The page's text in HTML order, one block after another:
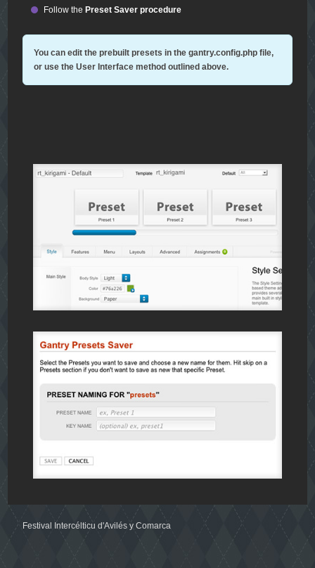
Follow the Preset Saver procedure
You can edit the prebuilt presets in thegantry.config.php file,
or use the User Interface method outlined above.
Festival Intercélticu d'Avilés y Comarca